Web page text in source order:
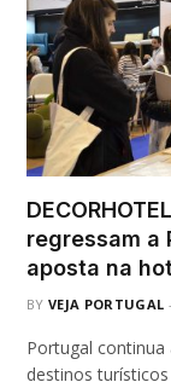
regressam a
aposta na
BY VEJA PORTUGAL
Portugal
destinos